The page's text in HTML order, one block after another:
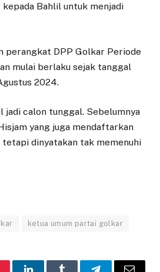
Bahlil untuk menjadi
perangkat DPP Golkar Periode
mulai berlaku sejak tanggal
2024.
jadi calon tunggal. Sebelumnya
yang juga mendaftarkan
dinyatakan tak memenuhi
ketua umum partai golkar